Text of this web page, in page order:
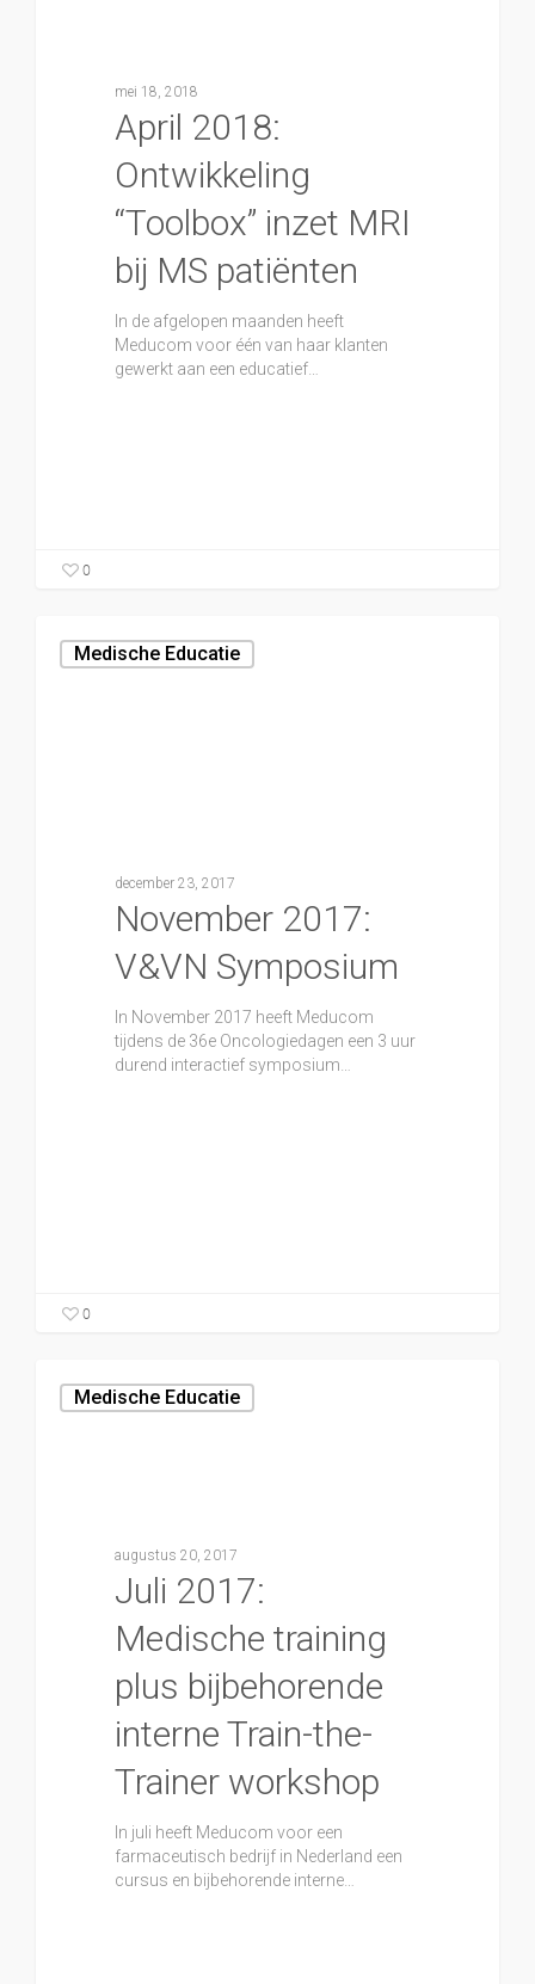
mei 18, 2018
April 2018:
Ontwikkeling
“Toolbox” inzet MRI
bij MS patiënten
In de afgelopen maanden heeft
Meducom voor één van haar klanten
gewerkt aan een educatief…
0
Medische Educatie
december 23, 2017
November 2017:
V&VN Symposium
In November 2017 heeft Meducom
tijdens de 36e Oncologiedagen een 3 uur
durend interactief symposium…
0
Medische Educatie
augustus 20, 2017
Juli 2017:
Medische training
plus bijbehorende
interne Train-the-
Trainer workshop
In juli heeft Meducom voor een
farmaceutisch bedrijf in Nederland een
cursus en bijbehorende interne…